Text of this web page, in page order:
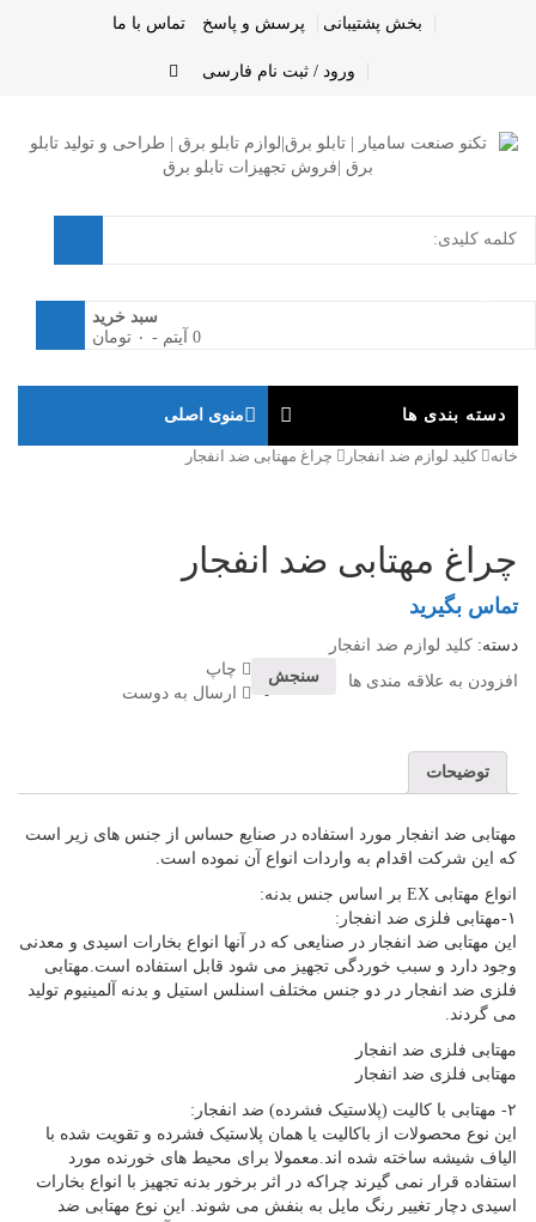
بخش پشتیبانی پرسش و پاسخ تماس با ما
ورود / ثبت نام فارسی
سبد خرید
0 آیتم
- ۰ تومان
دسته بندی ها منوی اصلی
خانه کلید لوازم ضد انفجار چراغ مهتابی ضد انفجار
چراغ مهتابی ضد انفجار
تماس بگیرید
دسته: کلید لوازم ضد انفجار
افزودن به علاقه مندی ها
سنجش
چاپ
ارسال به دوست
توضیحات
مهتابی ضد انفجار مورد استفاده در صنایع حساس از جنس های زیر است
که این شرکت اقدام به واردات انواع آن نموده است.
انواع مهتابی EX بر اساس جنس بدنه:
۱-مهتابی فلزی ضد انفجار:
این مهتابی ضد انفجار در صنایعی که در آنها انواع بخارات اسیدی و معدنی
وجود دارد و سبب خوردگی تجهیز می شود قابل استفاده است.مهتابی
فلزی ضد انفجار در دو جنس مختلف اسنلس استیل و بدنه آلمینیوم تولید
می گردند.
مهتابی فلزی ضد انفجار
مهتابی فلزی ضد انفجار
۲- مهتابی با کالیت (پلاستیک فشرده) ضد انفجار:
این نوع محصولات از باکالیت یا همان پلاستیک فشرده و تقویت شده با
الیاف شیشه ساخته شده اند.معمولا برای محیط های خورنده مورد
استفاده قرار نمی گیرند چراکه در اثر برخور بدنه تجهیز با انواع بخارات
اسیدی دچار تغییر رنگ مایل به بنفش می شوند. این نوع مهتابی ضد